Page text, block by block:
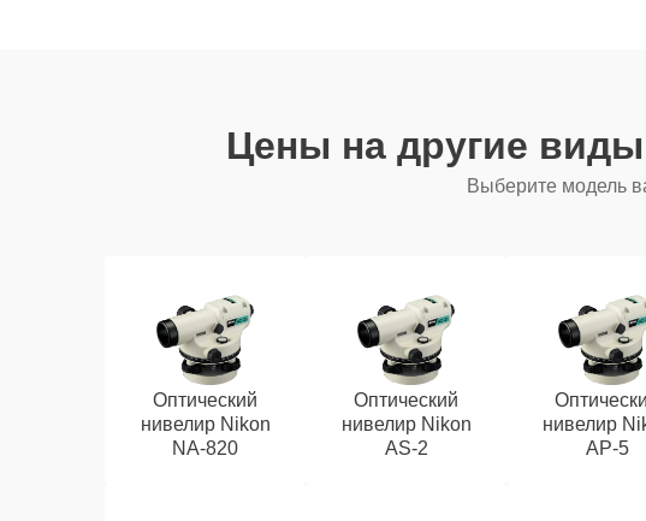
Цены на другие
Выберите модель
Оптический
нивелир Nikon
NA-820
Оптический
нивелир Nikon
AS-2
нивелир
AP-5